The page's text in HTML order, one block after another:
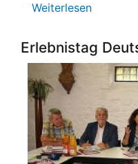
Weiterlesen
in
Tihany
Erlebnistag